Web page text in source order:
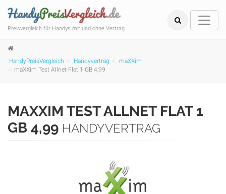
Preisvergleich für Handys mit und ohne Vertrag
HandyPreisVergleich Handyvertrag
maXXim
maXXim Test Allnet Flat 1 GB 4,99
MAXXIM TEST ALLNET FLAT 1
GB 4,99 HANDYVERTRAG